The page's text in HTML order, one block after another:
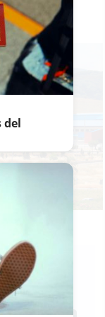
de RTVE.
- 16:24
del